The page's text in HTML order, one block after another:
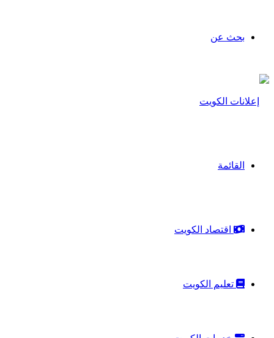
بحث عن
القائمة
اقتصاد الكويت
تعليم الكويت